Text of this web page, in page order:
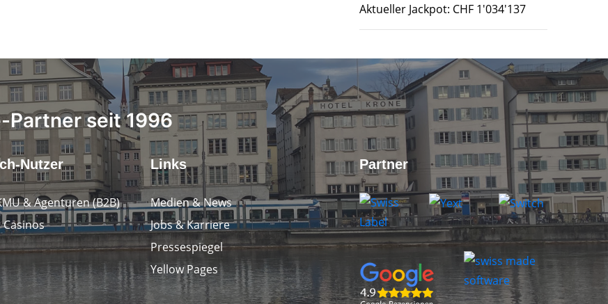
Aktueller Jackpot: CHF 1'034'137
Partner seit 1996
Nutzer
& Agenturen (B2B)
Links
Medien & News
Jobs & Karriere
Pressespiegel
Yellow Pages
Partner